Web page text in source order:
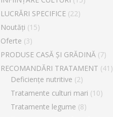
LUCRĂRI SPECIFICE (22)
Noutăți (15)
Oferte (3)
PRODUSE CASĂ ȘI GRĂDINĂ (7)
RECOMANDĂRI TRATAMENT (41)
Deficiențe nutritive (2)
Tratamente culturi mari (10)
Tratamente legume (8)